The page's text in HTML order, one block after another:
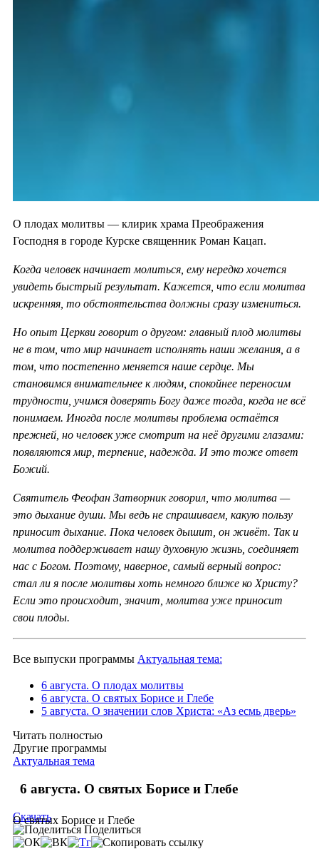
О плодах молитвы — клирик храма Преображения
Господня в городе Курске священник Роман Кацап.
Когда человек начинает молиться, ему нередко хочется
увидеть быстрый результат. Кажется, что если молитва
искренняя, то обстоятельства должны сразу измениться.
Но опыт Церкви говорит о другом: главный плод молитвы
не в том, что мир начинает исполнять наши желания, а в
том, что постепенно меняется наше сердце. Мы
становимся внимательнее к людям, спокойнее переносим
трудности, учимся доверять Богу даже тогда, когда не всё
понимаем. Иногда после молитвы проблема остаётся
прежней, но человек уже смотрит на неё другими глазами:
появляются мир, терпение, надежда. И это тоже ответ
Божий.
Святитель Феофан Затворник говорил, что молитва —
это дыхание души. Мы ведь не спрашиваем, какую пользу
приносит дыхание. Пока человек дышит, он живёт. Так и
молитва поддерживает нашу духовную жизнь, соединяет
нас с Богом. Поэтому, наверное, самый верный вопрос:
стал ли я после молитвы хоть немного ближе ко Христу?
Если это происходит, значит, молитва уже приносит
свои плоды.
Все выпуски программы Актуальная тема:
6 августа. О плодах молитвы
6 августа. О святых Борисе и Глебе
5 августа. О значении слов Христа: «Аз есмь дверь»
Читать полностью
Другие программы
Актуальная тема
6 августа. О святых Борисе и Глебе
О святых Борисе и Глебе
Скачать
Поделиться